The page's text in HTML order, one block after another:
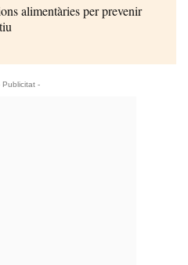
alimentàries per prevenir
Publicitat -